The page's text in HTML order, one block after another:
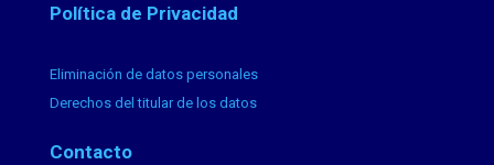
Política de Privacidad
Eliminación de datos personales
Derechos del titular de los datos
Contacto